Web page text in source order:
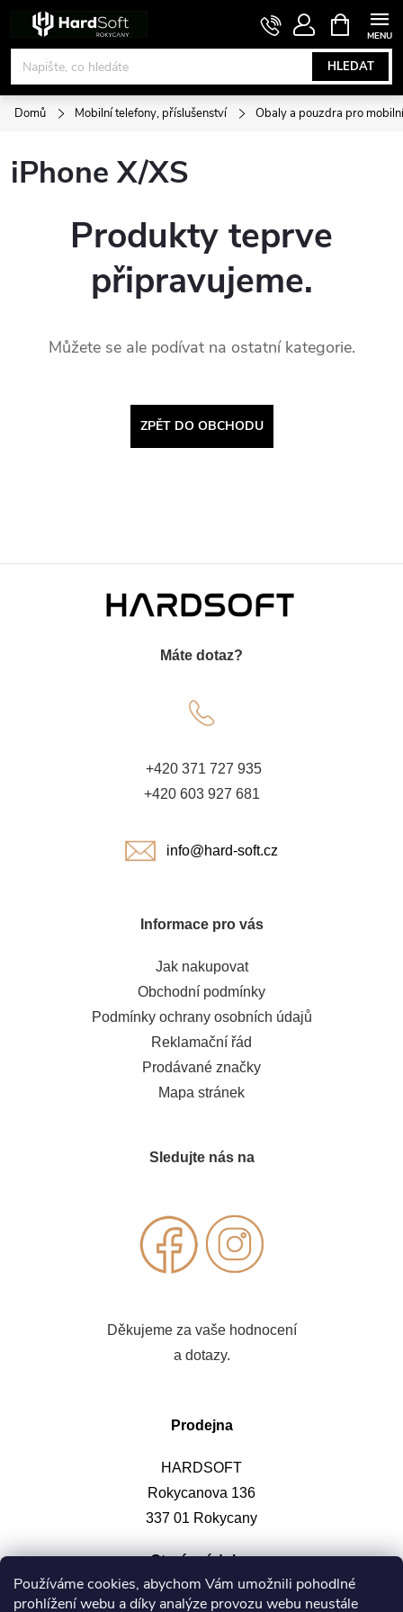
Používáme cookies, abychom Vám umožnili pohodlné
prohlížení webu a díky analýze provozu webu neustále
obsah
HLEDAT
NÁKUPNÍ
KOŠÍK
Domů Mobilní telefony, příslušenství Obaly a pouzdra pro
iPhone X/XS
Produkty teprve
připravujeme.
Můžete se ale podívat na ostatní kategorie.
ZPĚT DO OBCHODU
Máte dotaz?
+420 371 727 935
+420 603 927 681
info@hard-soft.cz
Informace pro vás
Jak nakupovat
Obchodní podmínky
Podmínky ochrany osobních údajů
Reklamační řád
Prodávané značky
Mapa stránek
Sledujte nás na
Děkujeme za vaše hodnocení
a dotazy.
Prodejna
HARDSOFT
Rokycanova 136
337 01 Rokycany
Otevírací doba: